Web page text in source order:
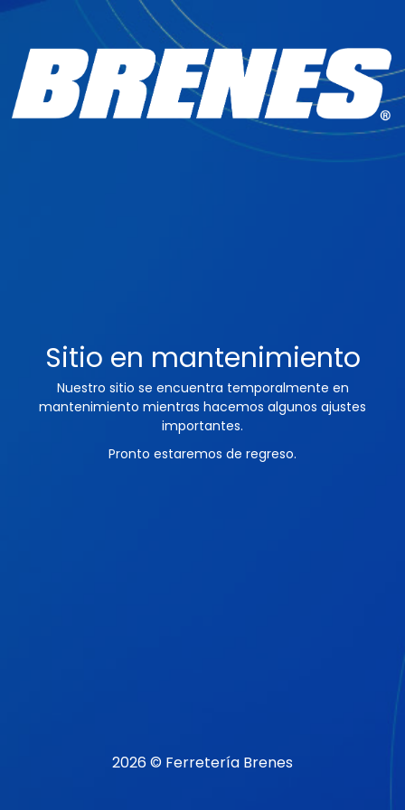
Sitio en mantenimiento
Nuestro sitio se encuentra temporalmente en
mantenimiento mientras hacemos algunos ajustes
importantes.
Pronto estaremos de regreso.
2026 © Ferretería Brenes